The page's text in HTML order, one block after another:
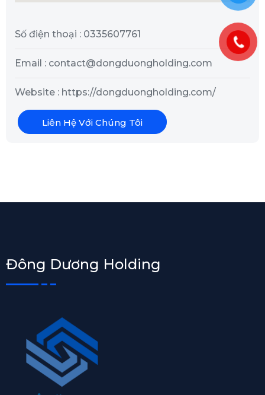
Số điện thoại : 0335607761
Email : contact@dongduongholding.com
Website : https://dongduongholding.com/
Liên Hệ Với Chúng Tôi
Đông Dương Holding